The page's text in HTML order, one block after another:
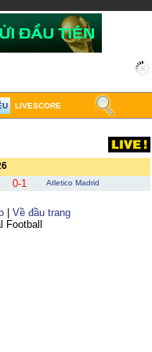
LIVESCORE
0-1 Atletico Madrid
Về đầu trang